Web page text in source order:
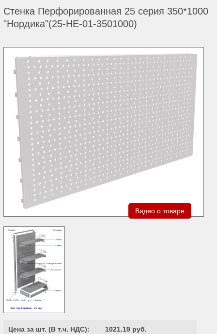
Стенка Перфорированная 25 серия 350*1000
"Нордика"(25-НЕ-01-3501000)
Видео о товаре
Цена за шт. (В т.ч. НДС): 1021.19 руб.